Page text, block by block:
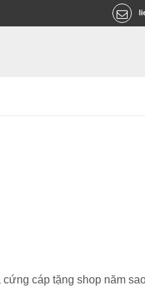
cáp tặng shop năm